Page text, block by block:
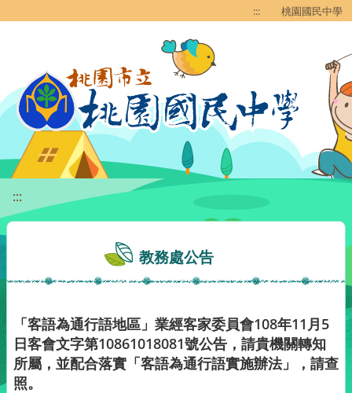
::: 桃園國民中學
:::
教務處公告
「客語為通行語地區」業經客家委員會108年11月5
日客會文字第10861018081號公告，請貴機關轉知
所屬，並配合落實「客語為通行語實施辦法」，請查
照。